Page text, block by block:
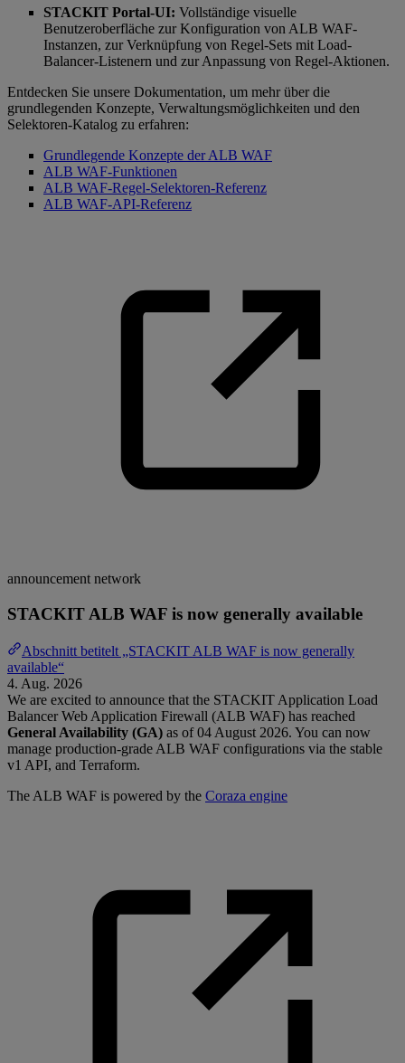
STACKIT Portal-UI: Vollständige visuelle
Benutzeroberfläche zur Konfiguration von ALB WAF-
Instanzen, zur Verknüpfung von Regel-Sets mit Load-
Balancer-Listenern und zur Anpassung von Regel-Aktionen.
Entdecken Sie unsere Dokumentation, um mehr über die
grundlegenden Konzepte, Verwaltungsmöglichkeiten und den
Selektoren-Katalog zu erfahren:
Grundlegende Konzepte der ALB WAF
ALB WAF-Funktionen
ALB WAF-Regel-Selektoren-Referenz
ALB WAF-API-Referenz
announcement network
STACKIT ALB WAF is now generally available
Abschnitt betitelt „STACKIT ALB WAF is now generally
available“
4. Aug. 2026
We are excited to announce that the STACKIT Application Load
Balancer Web Application Firewall (ALB WAF) has reached
General Availability (GA) as of 04 August 2026. You can now
manage production-grade ALB WAF configurations via the stable
v1 API, and Terraform.
The ALB WAF is powered by the Coraza engine